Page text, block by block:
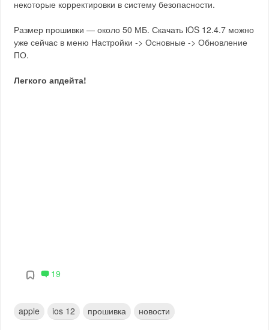
некоторые корректировки в систему безопасности.
Размер прошивки — около 50 МБ. Скачать iOS 12.4.7 можно
уже сейчас в меню Настройки -> Основные -> Обновление
ПО.
Легкого апдейта!
19
apple ios 12 прошивка новости